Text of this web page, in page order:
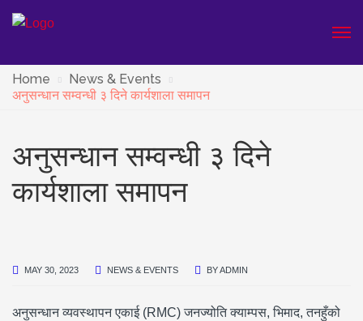
Home
News & Events
अनुसन्धान सम्वन्धी ३ दिने कार्यशाला समापन
अनुसन्धान सम्वन्धी ३ दिने
कार्यशाला समापन
MAY 30, 2023 NEWS & EVENTS BYADMIN
अनुसन्धान व्यवस्थापन एकाई (RMC) जनज्योति क्याम्पस, भिमाद, तनहुँको